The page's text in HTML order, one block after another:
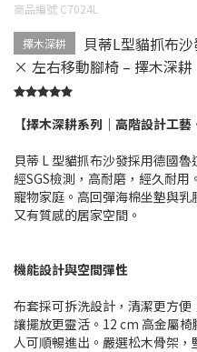
商品編號 C7024L
擇木深耕
貝蒂L型貓抓布
× 左右移動腳椅 – 擇木深耕
【擇木深耕系列｜高階設計工藝
貝蒂 L 型貓抓布沙發採用德國
經SGS檢測，高耐磨，經久耐
寵物家庭。高回彈海棉坐墊與
又有質感的居家空間。
機能設計與空間彈性
布套採可拆洗設計，清潔更方便
讓擺放更靈活。12 cm 高金屬
人可順暢進出。嚴選松木骨架，